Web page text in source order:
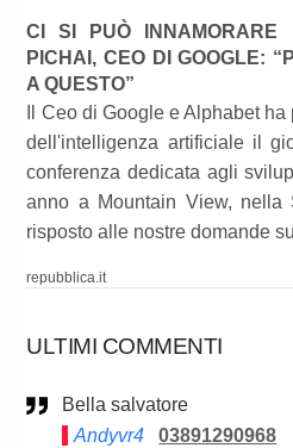
CI SI PUÒ
PICHAI, CEO DI GOOGLE:
A QUESTO”
Il Ceo di Google e Alphabet
dell'intelligenza artificiale il
conferenza dedicata agli
anno a Mountain View, nella
risposto alle nostre domande
repubblica.it
ULTIMI COMMENTI
Bella salvatore
Andyvr4
03891290968